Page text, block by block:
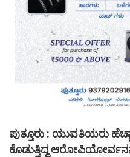
ಪುತ್ತೂರು : ಯುವತಿಯರು
ಕೊಡುತ್ತಿದ್ದ